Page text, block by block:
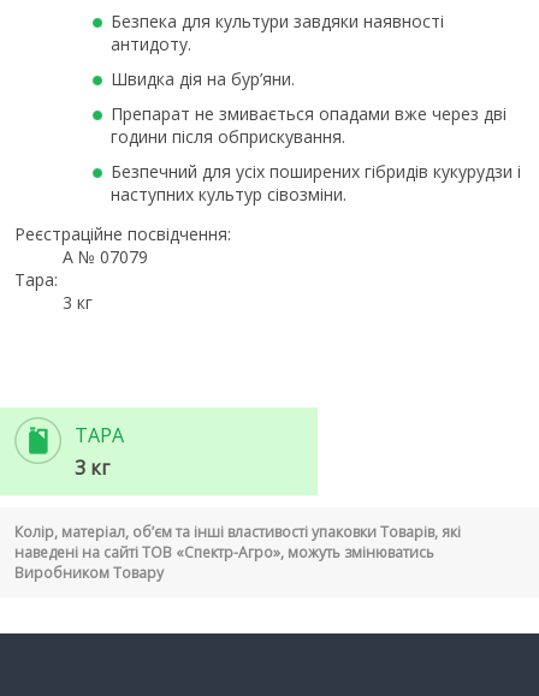
Безпека для культури завдяки наявності
антидоту.
Швидка дія на бур’яни.
Препарат не змивається опадами вже через дві
години після обприскування.
Безпечний для усіх поширених гібридів кукурудзи і
наступних культур сівозміни.
Реєстраційне посвідчення:
А № 07079
Тара:
3 кг
ТАРА
3 кг
Колір, матеріал, об’єм та інші властивості упаковки Товарів, які
наведені на сайті ТОВ «Спектр-Агро», можуть змінюватись
Виробником Товару